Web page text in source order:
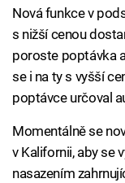
Nová funkce v
s nižší cenou
poroste poptávka
se i na ty s vyšší
poptávce určoval
Momentálně se
v Kalifornii, aby se
nasazením